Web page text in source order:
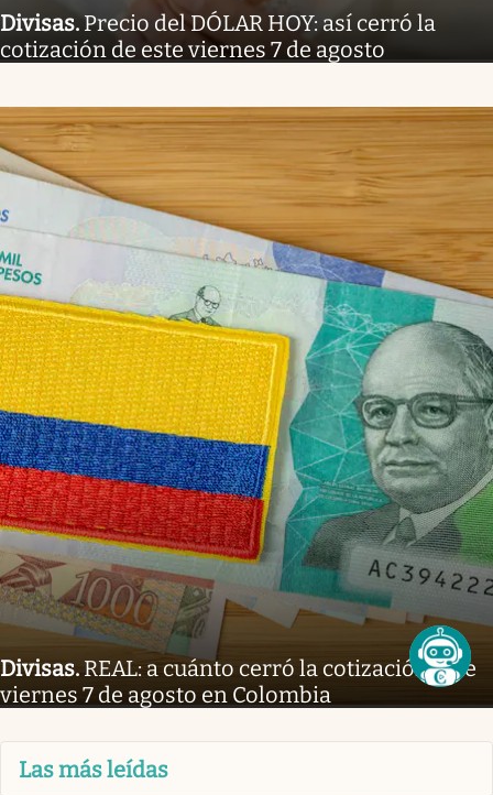
Divisas.Precio del DÓLAR HOY: así cerró la
cotización de este viernes 7 de agosto
Divisas. REAL: a cuánto cerró la cotización este
viernes 7 de agosto en Colombia
Las más leídas